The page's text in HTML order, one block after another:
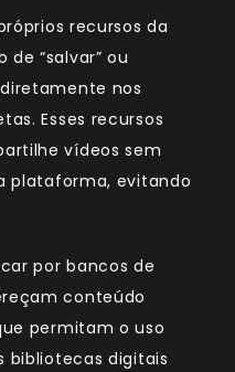
recursos da
“salvar” ou
nos
Esses recursos
vídeos sem
plataforma, evitando
por bancos de
conteúdo
permitam o uso
bibliotecas digitais